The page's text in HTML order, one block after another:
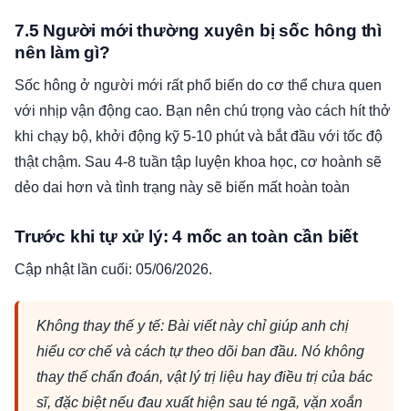
7.5 Người mới thường xuyên bị sốc hông thì
nên làm gì?
Sốc hông ở người mới rất phổ biến do cơ thể chưa quen
với nhịp vận động cao. Bạn nên chú trọng vào cách hít thở
khi chạy bộ, khởi động kỹ 5-10 phút và bắt đầu với tốc độ
thật chậm. Sau 4-8 tuần tập luyện khoa học, cơ hoành sẽ
dẻo dai hơn và tình trạng này sẽ biến mất hoàn toàn
Trước khi tự xử lý: 4 mốc an toàn cần biết
Cập nhật lần cuối: 05/06/2026.
Không thay thế y tế: Bài viết này chỉ giúp anh chị
hiểu cơ chế và cách tự theo dõi ban đầu. Nó không
thay thế chẩn đoán, vật lý trị liệu hay điều trị của bác
sĩ, đặc biệt nếu đau xuất hiện sau té ngã, vặn xoắn